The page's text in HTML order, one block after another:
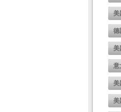
美
德
美
意
美
美